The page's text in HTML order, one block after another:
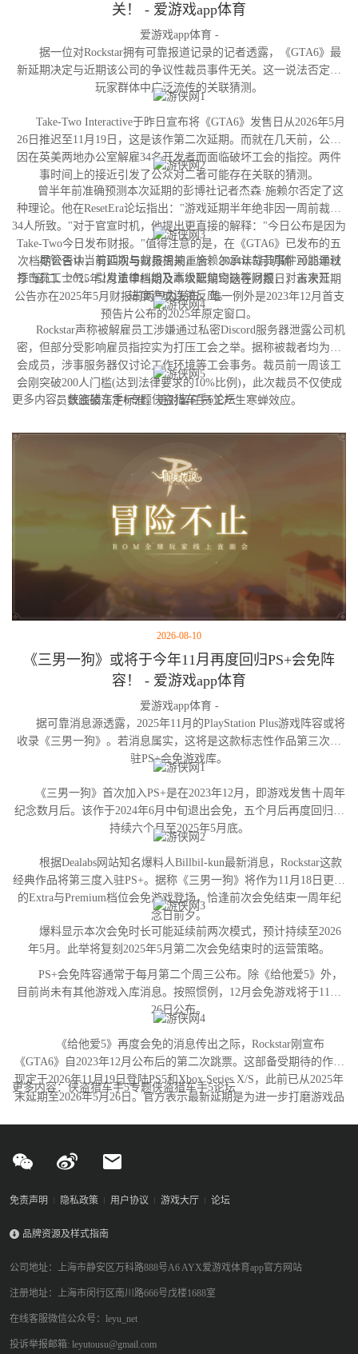
关！ - 爱游戏app体育
爱游戏app体育 -
据一位对Rockstar拥有可靠报道记录的记者透露，《GTA6》最
新延期决定与近期该公司的争议性裁员事件无关。这一说法否定了
玩家群体中广泛流传的关联猜测。
Take-Two Interactive于昨日宣布将《GTA6》发售日从2026年5月
26日推迟至11月19日，这是该作第二次延期。而就在几天前，公司
因在英美两地办公室解雇34名开发者而面临破坏工会的指控。两件
事时间上的接近引发了公众对二者可能存在关联的猜测。
曾半年前准确预测本次延期的彭博社记者杰森·施赖尔否定了这
种理论。他在ResetEra论坛指出："游戏延期半年绝非因一周前裁撤
34人所致。"对于官宣时机，他提出更直接的解释："今日公布是因为
Take-Two今日发布财报。"值得注意的是，在《GTA6》已发布的五
次档期公告中，有四次与财报周期重合：2024年5月明确"2025年秋
季"窗口、2025年2月重申档期及本次延期均选在财报日；首次延期
公告亦在2025年5月财报前两周内发布。唯一例外是2023年12月首支
预告片公布的2025年原定窗口。
尽管否认当前延期与裁员相关，施赖尔承认裁员事件可能通过
打击员工士气、引发法律纠纷及高级职位空缺等问题，对未来开发
进度造成连锁反应。
Rockstar声称被解雇员工涉嫌通过私密Discord服务器泄露公司机
密，但部分受影响雇员指控实为打压工会之举。据称被裁者均为工
会成员，涉事服务器仅讨论工作环境等工会事务。裁员前一周该工
会刚突破200人门槛(达到法律要求的10%比例)，此次裁员不仅使成
员数跌破法定标准，更对留任员工产生寒蝉效应。
更多内容：侠盗猎车手6专题侠盗猎车手6论坛
2026-08-10
《三男一狗》或将于今年11月再度回归PS+会免阵
容！ - 爱游戏app体育
爱游戏app体育 -
据可靠消息源透露，2025年11月的PlayStation Plus游戏阵容或将
收录《三男一狗》。若消息属实，这将是这款标志性作品第三次进
驻PS+会免游戏库。
《三男一狗》首次加入PS+是在2023年12月，即游戏发售十周年
纪念数月后。该作于2024年6月中旬退出会免，五个月后再度回归并
持续六个月至2025年5月底。
根据Dealabs网站知名爆料人Billbil-kun最新消息，Rockstar这款
经典作品将第三度入驻PS+。据称《三男一狗》将作为11月18日更新
的Extra与Premium档位会免游戏登场，恰逢前次会免结束一周年纪
念日前夕。
爆料显示本次会免时长可能延续前两次模式，预计持续至2026
年5月。此举将复刻2025年5月第二次会免结束时的运营策略。
PS+会免阵容通常于每月第二个周三公布。除《给他爱5》外，
目前尚未有其他游戏入库消息。按照惯例，12月会免游戏将于11月
26日公布。
《给他爱5》再度会免的消息传出之际，Rockstar刚宣布
《GTA6》自2023年12月公布后的第二次跳票。这部备受期待的作品
现定于2026年11月19日登陆PS5和Xbox Series X/S，此前已从2025年
末延期至2026年5月26日。官方表示最新延期是为进一步打磨游戏品
更多内容：侠盗猎车手5专题侠盗猎车手5论坛
免责声明 隐私政策 用户协议 游戏大厅 论坛
品牌资源及样式指南
公司地址：上海市静安区万科路888号A6 AYX爱游戏体育app官方网站
注册地址：上海市闵行区南川路666号戊楼1688室
在线客服微信公众号：leyu_net
投诉举报邮箱: leyutousu@gmail.com